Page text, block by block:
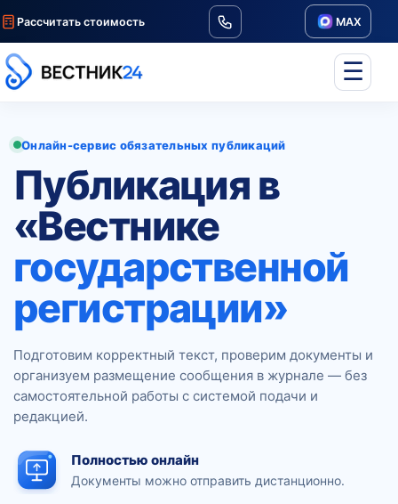
Рассчитать стоимость MAX
☰
Онлайн-сервис обязательных публикаций
Публикация в
«Вестнике
государственной
регистрации»
Подготовим корректный текст, проверим документы и
организуем размещение сообщения в журнале — без
самостоятельной работы с системой подачи и
редакцией.
Полностью онлайн
Документы можно отправить дистанционно.